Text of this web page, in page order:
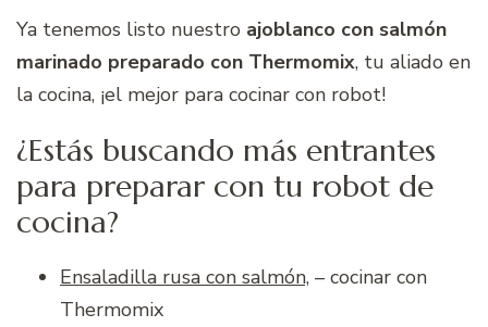
Ya tenemos listo nuestro ajoblanco con salmón
marinado preparado con Thermomix, tu aliado en
la cocina, ¡el mejor para cocinar con robot!
¿Estás buscando más entrantes
para preparar con tu robot de
cocina?
Ensaladilla rusa con salmón, – cocinar con
Thermomix